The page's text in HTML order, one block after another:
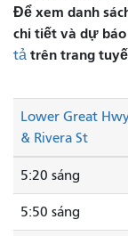
Để xem danh
chi tiết và dự
tả trên trang
Lower Great
& Rivera St
5:20 sáng
5:50 sáng